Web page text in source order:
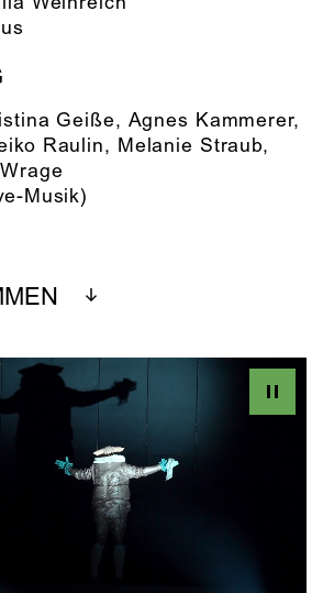
Geiße, Agnes Kammerer,
Raulin, Melanie Straub,
Musik)